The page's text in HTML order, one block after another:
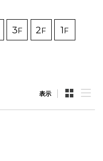
3F 2F 1F
表示